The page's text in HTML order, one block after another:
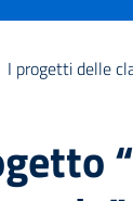
I progetti delle